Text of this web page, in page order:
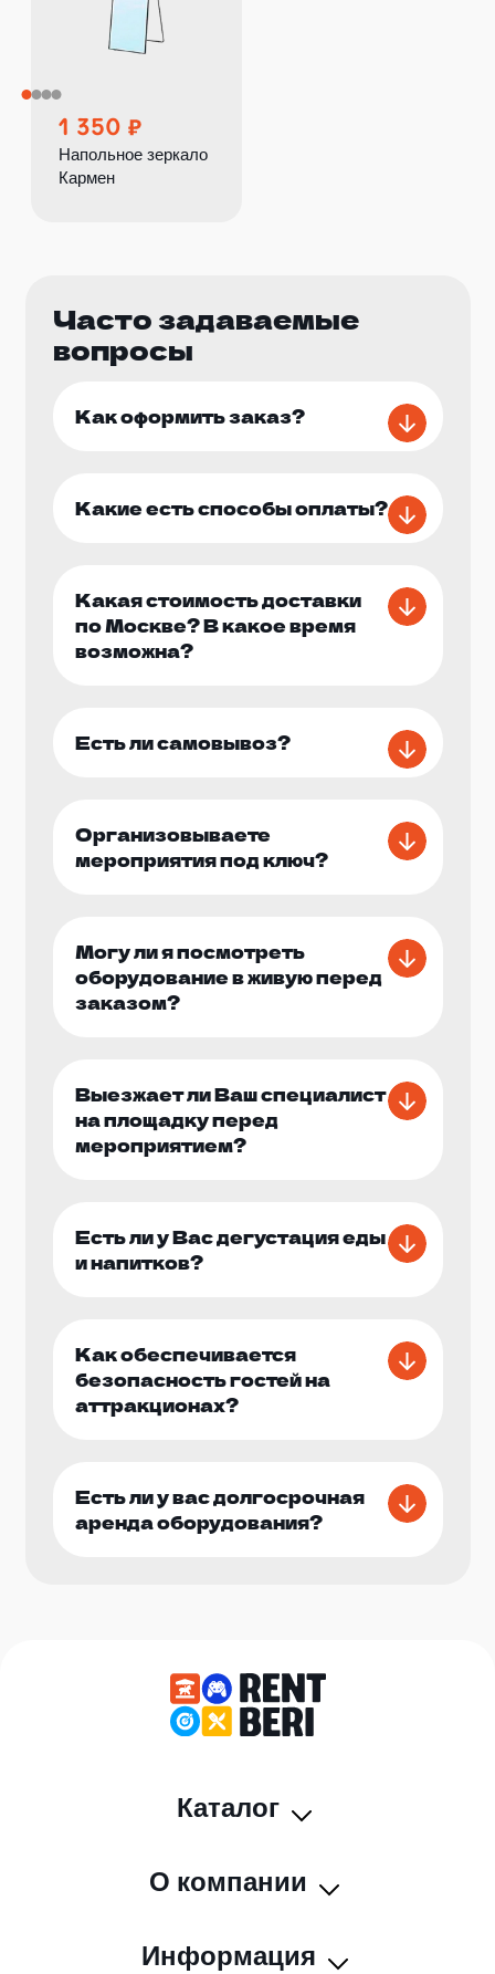
1 350
Напольное зеркало
Кармен
Часто задаваемые
вопросы
Как оформить заказ?
Какие есть способы оплаты?
Какая стоимость доставки
по Москве? В какое время
возможна?
Есть ли самовывоз?
Организовываете
мероприятия под ключ?
Могу ли я посмотреть
оборудование в живую перед
заказом?
Выезжает ли Ваш специалист
на площадку перед
мероприятием?
Есть ли у Вас дегустация еды
и напитков?
Как обеспечивается
безопасность гостей на
аттракционах?
Есть ли у вас долгосрочная
аренда оборудования?
Каталог
О компании
Информация